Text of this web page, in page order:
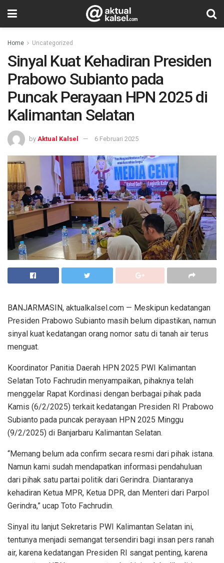
Home Uncategorized
Sinyal Kuat Kehadiran Presiden
Prabowo Subianto pada
Puncak Perayaan HPN 2025 di
Kalimantan Selatan
by Aktual Kalsel 6 Februari 2025
BANJARMASIN, aktualkalsel.com — Meskipun kedatangan
Presiden Prabowo Subianto masih belum dipastikan, namun
sinyal kuat kedatangan orang nomor satu di tanah air terus
menguat.
Koordinator Panitia Daerah HPN 2025 PWI Kalimantan
Selatan Toto Fachrudin menyampaikan, pihaknya telah
menggelar Rapat Kordinasi dengan berbagai pihak pada
Kamis (6/2/2025) terkait kedatangan Presiden RI Prabowo
Subianto pada puncak perayaan HPN 2025 Minggu
(9/2/2025) di Banjarbaru Kalimantan Selatan.
“Memang belum ada confirm secara resmi dari pihak istana.
Namun kami sudah mendapatkan informasi pendahuluan
dari pihak satu partai politik dari Gerindra. Diantaranya
kehadiran Ketua MPR, Ketua DPR, dan Menteri dari Parpol
Gerindra,” ucap Toto Fachrudin.
Sinyal itu lanjut Sekretaris PWI Kalimantan Selatan ini,
tentunya menjadi semangat tersendiri bagi insan pers ranah
air, karena kedatangan Presiden RI sangat penting, karena